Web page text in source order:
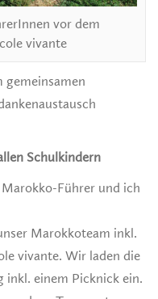
vor dem
vivante
gemeinsamen
Schulkindern
Führer und ich
Marokkoteam inkl.
vivante. Wir laden die
inkl. einem Picknick ein.